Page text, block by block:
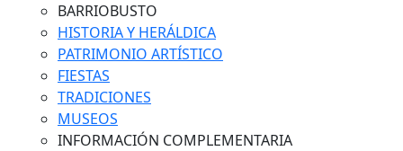
BARRIOBUSTO
HISTORIA Y HERÁLDICA
PATRIMONIO ARTÍSTICO
FIESTAS
TRADICIONES
MUSEOS
INFORMACIÓN COMPLEMENTARIA